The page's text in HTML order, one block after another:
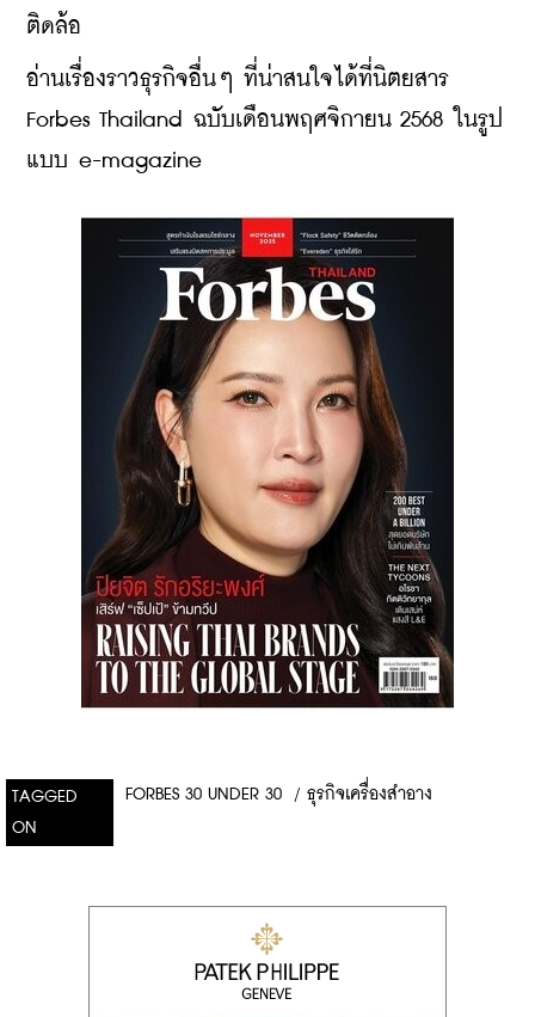
ติดล้อ
อ่านเรื่องราวธุรกิจอื่นๆ ที่น่าสนใจได้ที่นิตยสาร
Forbes Thailand ฉบับเดือนพฤศจิกายน 2568 ในรูป
แบบ e-magazine
TAGGED
ON
FORBES 30 UNDER 30 / ธุรกิจเครื่องสำอาง